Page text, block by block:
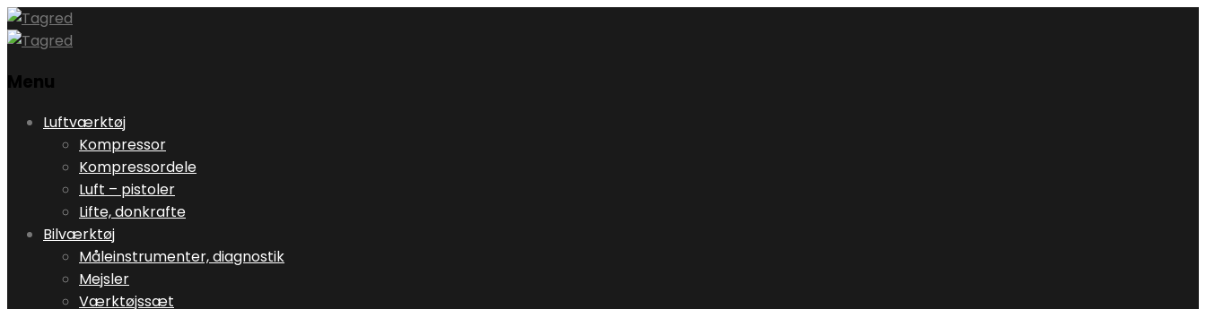
Menu
Skip
content
Luftværktøj
Kompressor
Kompressordele
Luft – pistoler
Lifte, donkrafte
Bilværktøj
Måleinstrumenter, diagnostik
Mejsler
Værktøjssæt